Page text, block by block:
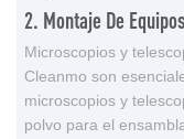
2. Montaje De
Microscopios y
Cleanmo son
microscopios y
polvo para el